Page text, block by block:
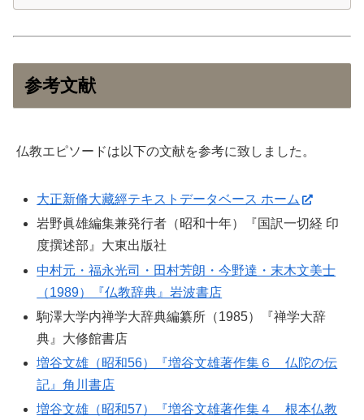
参考文献
仏教エピソードは以下の文献を参考に致しました。
大正新脩大藏經テキストデータベース ホーム
岩野眞雄編集兼発行者（昭和十年）『国訳一切経 印
度撰述部』大東出版社
中村元・福永光司・田村芳朗・今野達・末木文美士
（1989）『仏教辞典』岩波書店
駒澤大学内禅学大辞典編纂所（1985）『禅学大辞
典』大修館書店
増谷文雄（昭和56）『増谷文雄著作集６ 仏陀の伝
記』角川書店
増谷文雄（昭和57）『増谷文雄著作集４ 根本仏教